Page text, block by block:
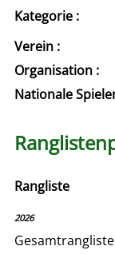
Kategorie :
Verein :
Organisation :
Nationale
Rangliste
2026
Gesamtrangliste